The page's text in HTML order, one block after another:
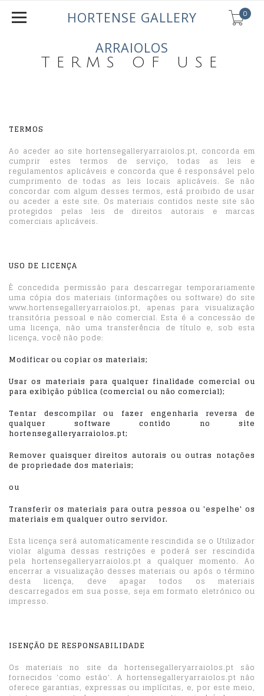
HORTENSE GALLERY
ARRAIOLOS
0
TERMS OF USE
TERMOS
Ao aceder ao site hortensegalleryarraiolos.pt, concorda em
cumprir estes termos de serviço, todas as leis e
regulamentos aplicáveis ​​e concorda que é responsável pelo
cumprimento de todas as leis locais aplicáveis. Se não
concordar com algum desses termos, está proibido de usar
ou aceder a este site. Os materiais contidos neste site são
protegidos pelas leis de direitos autorais e marcas
comerciais aplicáveis.
USO DE LICENÇA
É concedida permissão para descarregar temporariamente
uma cópia dos materiais (informações ou software) do site
www.hortensegalleryarraiolos.pt, apenas para visualização
transitória pessoal e não comercial. Esta é a concessão de
uma licença, não uma transferência de título e, sob esta
licença, você não pode:
Modificar ou copiar os materiais;
Usar os materiais para qualquer finalidade comercial ou
para exibição pública (comercial ou não comercial);
Tentar descompilar ou fazer engenharia reversa de
qualquer software contido no site
hortensegalleryarraiolos.pt;
Remover quaisquer direitos autorais ou outras notações
de propriedade dos materiais;
ou
Transferir os materiais para outra pessoa ou 'espelhe' os
materiais em qualquer outro servidor.
Esta licença será automaticamente rescindida se o Utilizador
violar alguma dessas restrições e poderá ser rescindida
pela hortensegalleryarraiolos.pt a qualquer momento. Ao
encerrar a visualização desses materiais ou após o término
desta licença, deve apagar todos os materiais
descarregados em sua posse, seja em formato eletrónico ou
impresso.
ISENÇÃO DE RESPONSABILIDADE
Os materiais no site da hortensegalleryarraiolos.pt são
fornecidos 'como estão'. A hortensegalleryarraiolos.pt não
oferece garantias, expressas ou implícitas, e, por este meio,